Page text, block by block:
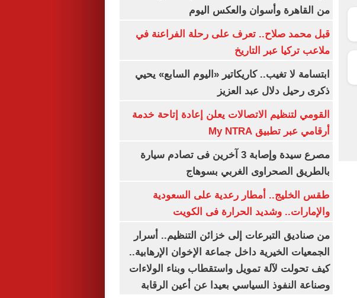
من القاهرة وأسوان والعكس اليوم
قبل محمد صلاح.. تعرف على رحلة الفراعنة في
ملاعب تركيا عبر التاريخ
ابتسامة لا تغيب.. كاريكاتير «اليوم السابع» يحيي
ذكرى رحيل دلال عبد العزيز
القومي لتنظيم الاتصالات يعلن إعادة إتاحة خدمة
أرقامي عبر تطبيق My NTRA
مصرع سيدة وإصابة 3 آخرين فى تصادم سيارة
بالطريق الصحراوى الغربي بسوهاج
طقس الخليج.. أمطار رعدية على السعودية
والإمارات.. وشديد الحرارة فى الكويت
من صناديق التبرعات إلى خزائن التنظيم.. أسرار
الجمعيات الخيرية داخل جماعة الإخوان الإرهابية..
كيف تحولت لآلة تمويل واستقطاب وبناء الولاءات
وصناعة النفوذ السياسي بعيدا عن أعين الرقابة